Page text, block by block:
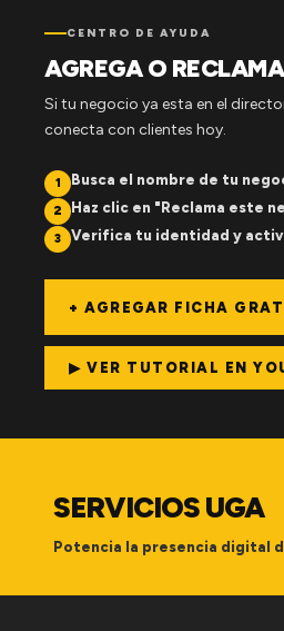
CENTRO DE AYUDA
AGREGA O
Si tu negocio ya esta en el
conecta con clientes hoy.
1 Busca el nombre de tu
2 Haz clic en "Reclama este
3 Verifica tu identidad y
+ AGREGAR FICHA
▶ VER TUTORIAL EN
SERVICIOS UGA
Potencia la presencia digital